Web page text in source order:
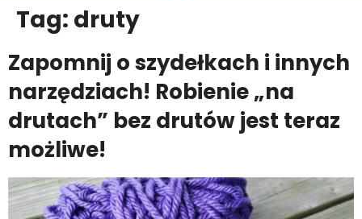
Tag: druty
Zapomnij o szydełkach i innych
narzędziach! Robienie „na
drutach” bez drutów jest teraz
możliwe!